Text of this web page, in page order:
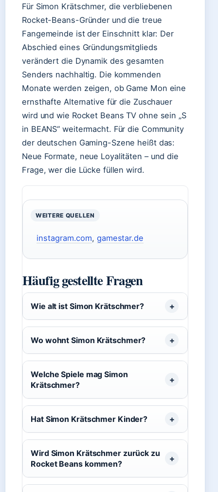
Für Simon Krätschmer, die verbliebenen
Rocket-Beans-Gründer und die treue
Fangemeinde ist der Einschnitt klar: Der
Abschied eines Gründungsmitglieds
verändert die Dynamik des gesamten
Senders nachhaltig. Die kommenden
Monate werden zeigen, ob Game Mon eine
ernsthafte Alternative für die Zuschauer
wird und wie Rocket Beans TV ohne sein „S
in BEANS“ weitermacht. Für die Community
der deutschen Gaming-Szene heißt das:
Neue Formate, neue Loyalitäten – und die
Frage, wer die Lücke füllen wird.
WEITERE QUELLEN
instagram.com, gamestar.de
Häufig gestellte Fragen
Wie alt ist Simon Krätschmer?
Wo wohnt Simon Krätschmer?
Welche Spiele mag Simon
Krätschmer?
Hat Simon Krätschmer Kinder?
Wird Simon Krätschmer zurück zu
Rocket Beans kommen?